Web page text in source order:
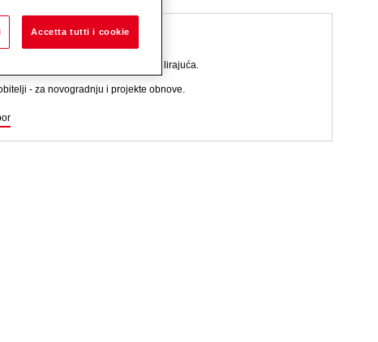
vode. Unutarnja instalacija, modulirajuća.
- za novogradnju i projekte obnove.
Accetta tutti i cookie